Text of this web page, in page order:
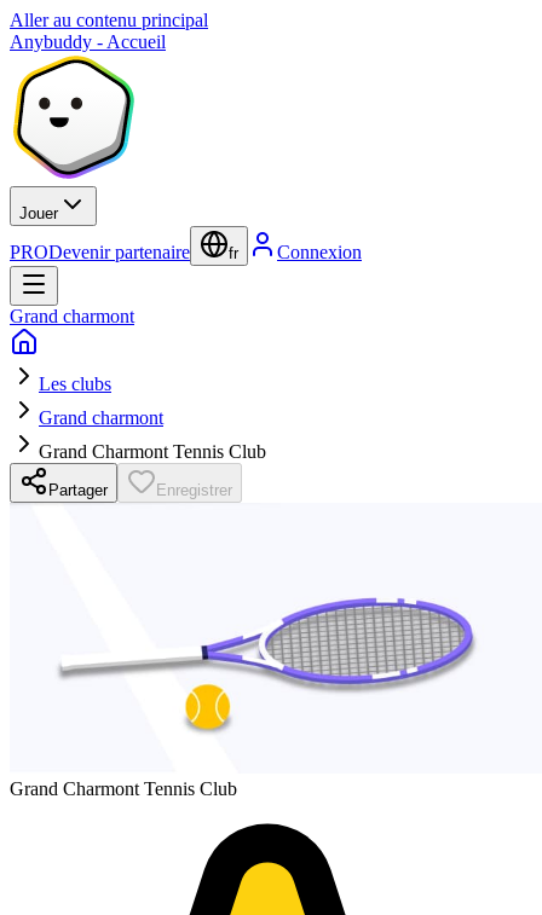
Aller au contenu principal
Anybuddy - Accueil
Jouer
PRODevenir partenaire fr Connexion
Grand charmont
Les clubs
Grand charmont
Grand Charmont Tennis Club
Partager Enregistrer
Grand Charmont Tennis Club